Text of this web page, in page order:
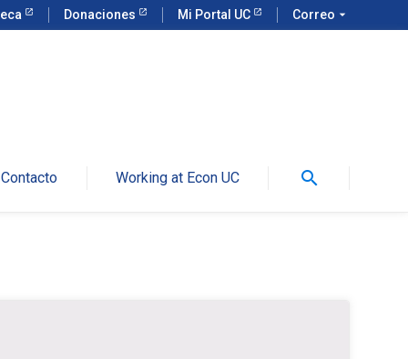
Donaciones Mi Portal UC Correo arrow_drop_down
Contacto Working at Econ UC search